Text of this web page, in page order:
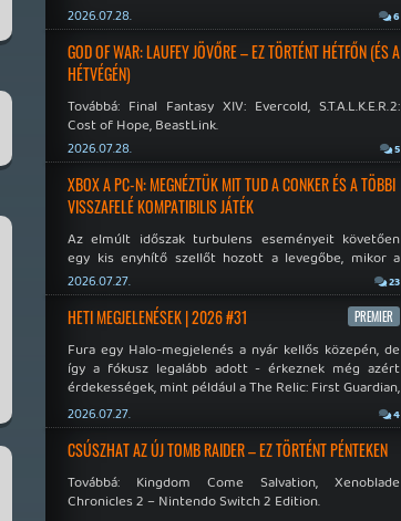
2026.07.28. 6
GOD OF WAR: LAUFEY JÖVŐRE – EZ TÖRTÉNT HÉTFŐN (ÉS A
HÉTVÉGÉN)
Továbbá: Final Fantasy XIV: Evercold, S.T.A.L.K.E.R.2:
Cost of Hope, BeastLink.
2026.07.28. 5
XBOX A PC-N: MEGNÉZTÜK MIT TUD A CONKER ÉS A TÖBBI
VISSZAFELÉ KOMPATIBILIS JÁTÉK
Az elmúlt időszak turbulens eseményeit követően
egy kis enyhítő szellőt hozott a levegőbe, mikor a
Microsoft bejelentette, hogy PC-re is kiterjesztik az
Xbox Original visszafelé kompatibilitást. Lássuk,
meddig jutottak...
2026.07.27. 23
HETI MEGJELENÉSEK | 2026 #31 PREMIER
Fura egy Halo-megjelenés a nyár kellős közepén, de
így a fókusz legalább adott - érkeznek még azért
érdekességek, mint például a The Relic: First Guardian,
a Xenoblade Chronicles 2 és a Dispatch új átiratai vagy
éppen a Mistfall Hunter
2026.07.27. 4
CSÚSZHAT AZ ÚJ TOMB RAIDER – EZ TÖRTÉNT PÉNTEKEN
Továbbá: Kingdom Come Salvation, Xenoblade
Chronicles 2 – Nintendo Switch 2 Edition.